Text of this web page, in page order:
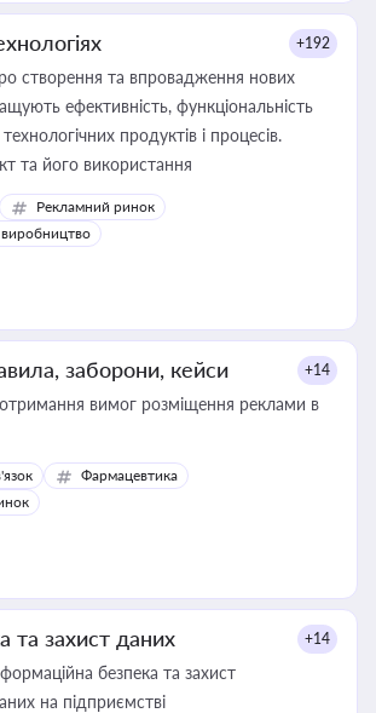
+192
створення та впровадження нових
ефективність, функціональність
продуктів і процесів.
та його використання
Рекламний ринок
виробництво
заборони, кейси +14
вимог розміщення реклами в
Фармацевтика
та захист даних +14
безпека та захист
на підприємстві